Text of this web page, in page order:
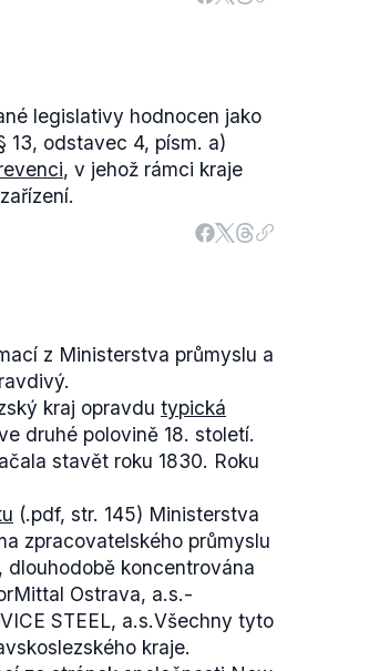
legislativy hodnocen jako
13, odstavec 4, písm. a)
, v jehož rámci kraje
z Ministerstva průmyslu a
kraj opravdu typická
druhé polovině 18. století.
stavět roku 1830. Roku
(.pdf, str. 145) Ministerstva
zpracovatelského průmyslu
dlouhodobě koncentrována
Ostrava, a.s.-
STEEL, a.s.Všechny tyto
kraje.